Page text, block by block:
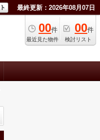
最終更新：2026年08月07日
00件
最近見た物件
00件
検討リスト